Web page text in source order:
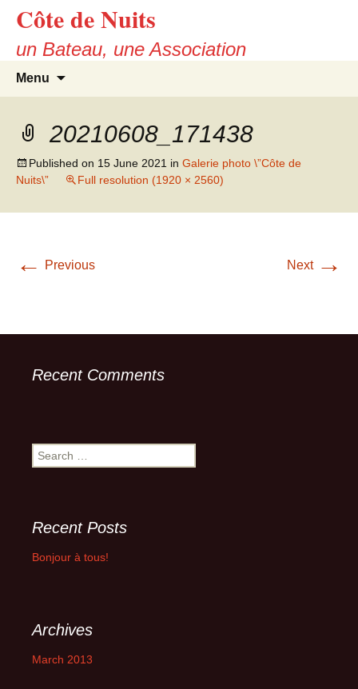
content
Côte de Nuits
un Bateau, une Association
Menu
20210608_171438
Published on 15 June 2021 in Galerie photo \”Côte de
Nuits\”
Full resolution (1920 × 2560)
← Previous Next →
Recent Comments
Search
for:
Recent Posts
Bonjour à tous!
Archives
March 2013